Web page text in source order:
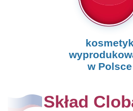
kosmetyk
w Polsce
Skład